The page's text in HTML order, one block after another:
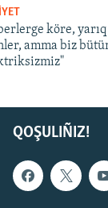
köre,
amma biz
QOŞULIÑIZ!